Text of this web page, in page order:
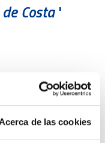
Acerca de las cookies
Costa'